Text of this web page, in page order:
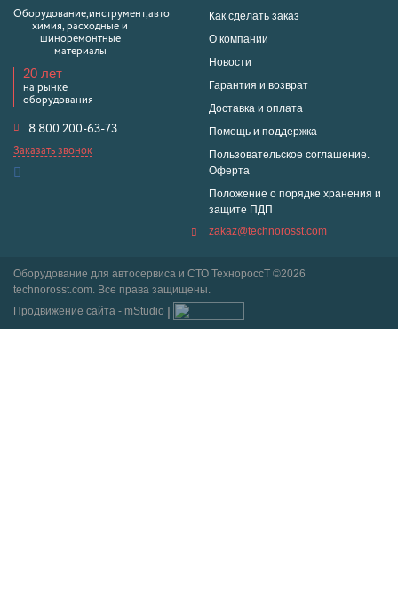
Оборудование,инструмент,авто
химия, расходные и
шиноремонтные
материалы
20 лет
на рынке
оборудования
8 800 200-63-73
Заказать звонок
Как сделать заказ
О компании
Новости
Гарантия и возврат
Доставка и оплата
Помощь и поддержка
Пользовательское соглашение.
Оферта
Положение о порядке хранения и
защите ПДП
zakaz@technorosst.com
Оборудование для автосервиса и СТО ТехнороссТ ©2026
technorosst.com. Все права защищены.
Продвижение сайта - mStudio